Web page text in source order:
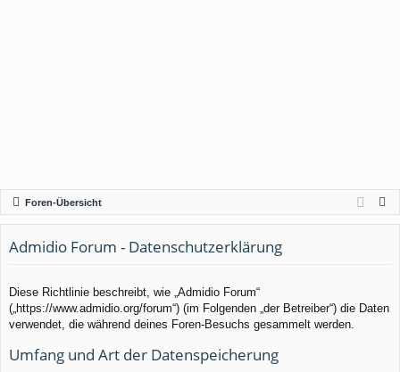
Foren-Übersicht
Admidio Forum - Datenschutzerklärung
Diese Richtlinie beschreibt, wie „Admidio Forum“
(„https://www.admidio.org/forum“) (im Folgenden „der Betreiber“) die Daten
verwendet, die während deines Foren-Besuchs gesammelt werden.
Umfang und Art der Datenspeicherung